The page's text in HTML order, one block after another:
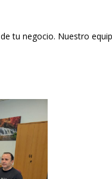
tu negocio. Nuestro